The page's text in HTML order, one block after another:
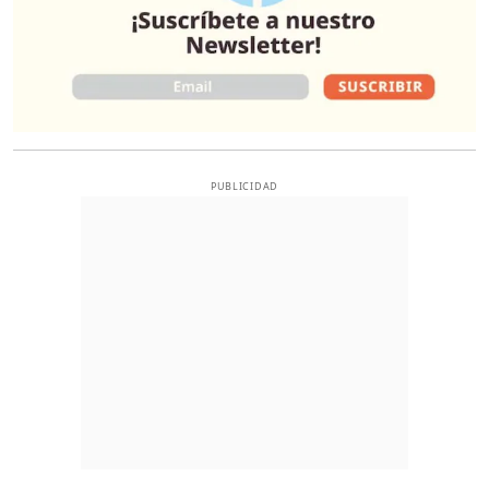
PUBLICIDAD